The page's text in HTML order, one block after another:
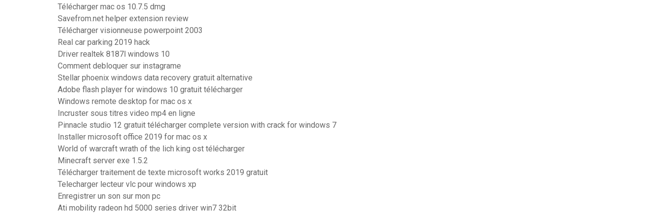
Télécharger mac os 10.7.5 dmg
Savefrom.net helper extension review
Télécharger visionneuse powerpoint 2003
Real car parking 2019 hack
Driver realtek 8187l windows 10
Comment debloquer sur instagrame
Stellar phoenix windows data recovery gratuit alternative
Adobe flash player for windows 10 gratuit télécharger
Windows remote desktop for mac os x
Incruster sous titres video mp4 en ligne
Pinnacle studio 12 gratuit télécharger complete version with crack for windows 7
Installer microsoft office 2019 for mac os x
World of warcraft wrath of the lich king ost télécharger
Minecraft server exe 1.5.2
Télécharger traitement de texte microsoft works 2019 gratuit
Telecharger lecteur vlc pour windows xp
Enregistrer un son sur mon pc
Ati mobility radeon hd 5000 series driver win7 32bit